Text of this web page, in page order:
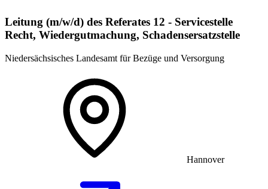
Leitung (m/w/d) des Referates 12 - Servicestelle
Recht, Wiedergutmachung, Schadensersatzstelle
Niedersächsisches Landesamt für Bezüge und Versorgung
Hannover